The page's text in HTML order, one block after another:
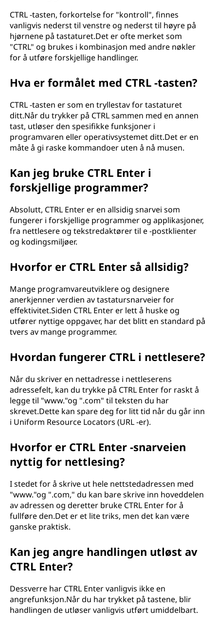
CTRL -tasten, forkortelse for "kontroll", finnes
vanligvis nederst til venstre og nederst til høyre på
hjørnene på tastaturet.Det er ofte merket som
"CTRL" og brukes i kombinasjon med andre nøkler
for å utføre forskjellige handlinger.
Hva er formålet med CTRL -tasten?
CTRL -tasten er som en tryllestav for tastaturet
ditt.Når du trykker på CTRL sammen med en annen
tast, utløser den spesifikke funksjoner i
programvaren eller operativsystemet ditt.Det er en
måte å gi raske kommandoer uten å nå musen.
Kan jeg bruke CTRL Enter i
forskjellige programmer?
Absolutt, CTRL Enter er en allsidig snarvei som
fungerer i forskjellige programmer og applikasjoner,
fra nettlesere og tekstredaktører til e -postklienter
og kodingsmiljøer.
Hvorfor er CTRL Enter så allsidig?
Mange programvareutviklere og designere
anerkjenner verdien av tastatursnarveier for
effektivitet.Siden CTRL Enter er lett å huske og
utfører nyttige oppgaver, har det blitt en standard på
tvers av mange programmer.
Hvordan fungerer CTRL i nettlesere?
Når du skriver en nettadresse i nettleserens
adressefelt, kan du trykke på CTRL Enter for raskt å
legge til "www."og ".com" til teksten du har
skrevet.Dette kan spare deg for litt tid når du går inn
i Uniform Resource Locators (URL -er).
Hvorfor er CTRL Enter -snarveien
nyttig for nettlesing?
I stedet for å skrive ut hele nettstedadressen med
"www."og ".com," du kan bare skrive inn hoveddelen
av adressen og deretter bruke CTRL Enter for å
fullføre den.Det er et lite triks, men det kan være
ganske praktisk.
Kan jeg angre handlingen utløst av
CTRL Enter?
Dessverre har CTRL Enter vanligvis ikke en
angrefunksjon.Når du har trykket på tastene, blir
handlingen de utløser vanligvis utført umiddelbart.